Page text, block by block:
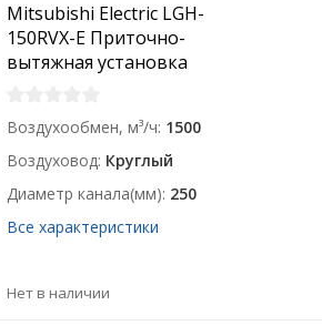
Mitsubishi Electric LGH-
150RVX-E Приточно-
вытяжная установка
Воздухообмен, м³/ч 1500
Воздуховод Круглый
Диаметр канала(мм) 250
Все характеристики
Нет в наличии